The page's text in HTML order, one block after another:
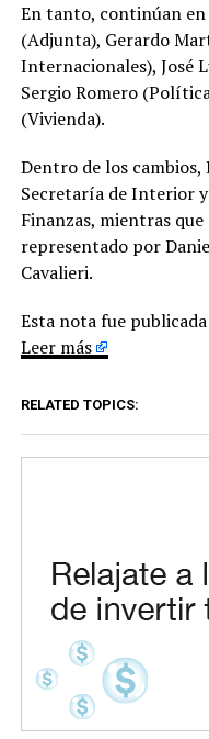
En tanto, continúan en
(Adjunta), Gerardo
Internacionales), José
Sergio Romero
(Vivienda).
Dentro de los cambios,
Secretaría de Interior
Finanzas, mientras
representado por
Cavalieri.
Esta nota fue
Leer más
RELATED TOPICS: